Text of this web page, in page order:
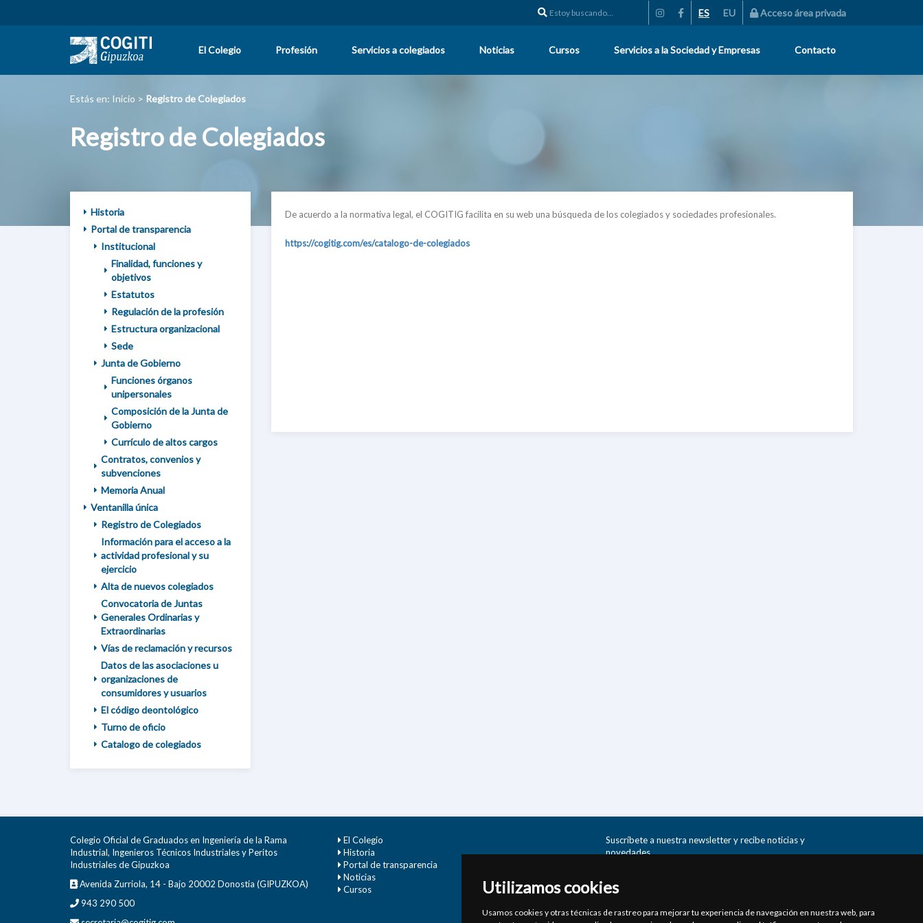
Utilizamos cookies
Usamos cookies y otras técnicas de rastreo para mejorar tu experiencia de navegación en nuestra web, para
ES EU Acceso área privada
El Colegio Profesión Servicios a colegiados Noticias Cursos Servicios a la Sociedad y Empresas Contacto
Estás en: Inicio > Registro de Colegiados
Registro de Colegiados
Historia
Portal de transparencia
Institucional
Finalidad, funciones y
objetivos
Estatutos
Regulación de la profesión
Estructura organizacional
Sede
Junta de Gobierno
Funciones órganos
unipersonales
Composición de la Junta de
Gobierno
Currículo de altos cargos
Contratos, convenios y
subvenciones
Memoria Anual
Ventanilla única
Registro de Colegiados
Información para el acceso a la
actividad profesional y su
ejercicio
Alta de nuevos colegiados
Convocatoria de Juntas
Generales Ordinarias y
Extraordinarias
Vías de reclamación y recursos
Datos de las asociaciones u
organizaciones de
consumidores y usuarios
El código deontológico
Turno de oficio
Catalogo de colegiados
De acuerdo a la normativa legal, el COGITIG facilita en su web una búsqueda de los colegiados y sociedades profesionales.
https://cogitig.com/es/catalogo-de-colegiados
Colegio Oficial de Graduados en Ingeniería de la Rama
Industrial, Ingenieros Técnicos Industriales y Peritos
Industriales de Gipuzkoa
Avenida Zurriola, 14 - Bajo 20002 Donostia (GIPUZKOA)
943 290 500
El Colegio
Historia
Portal de transparencia
Noticias
Cursos
Suscríbete a nuestra newsletter y recibe noticias y
novedades.